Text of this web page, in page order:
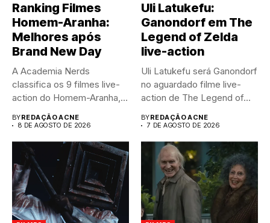
Ranking Filmes
Homem-Aranha:
Melhores após
Brand New Day
A Academia Nerds
classifica os 9 filmes live-
action do Homem-Aranha,
BYREDAÇÃO ACNE
8 DE AGOSTO DE 2026
Uli Latukefu:
Ganondorf em The
Legend of Zelda
live-action
Uli Latukefu será Ganondorf
no aguardado filme live-
action de The Legend of...
BYREDAÇÃO ACNE
7 DE AGOSTO DE 2026